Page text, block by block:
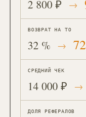
2 800 ₽
ВОЗВРАТ НА ТО
32 %
СРЕДНИЙ ЧЕК
14 000 ₽
ДОЛЯ РЕФЕРАЛОВ